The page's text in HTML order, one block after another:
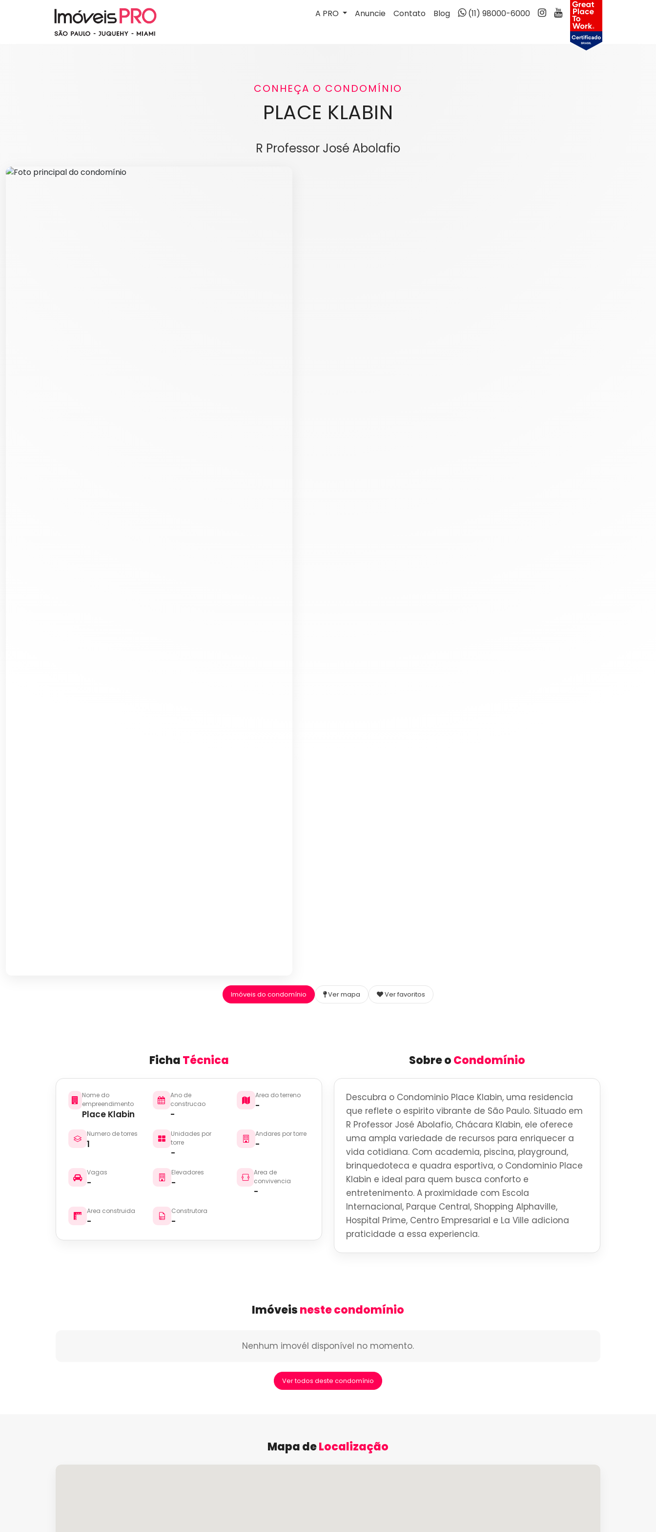
A PRO Anuncie Contato Blog (11) 98000-6000
CONHEÇA O CONDOMÍNIO
PLACE KLABIN
R Professor José Abolafio
Imóveis do condomínio Ver mapa Ver favoritos
FichaTécnica
Nome do
empreendimento
Place Klabin
Ano de
construcao
-
Area do terreno
-
Numero de torres
1
Unidades por
torre
-
Andares por torre
-
Vagas
-
Elevadores
-
Area de
convivencia
-
Area construida
-
Construtora
-
Sobre oCondomínio
Descubra o Condominio Place Klabin, uma residencia
que reflete o espirito vibrante de São Paulo. Situado em
R Professor José Abolafio, Chácara Klabin, ele oferece
uma ampla variedade de recursos para enriquecer a
vida cotidiana. Com academia, piscina, playground,
brinquedoteca e quadra esportiva, o Condominio Place
Klabin e ideal para quem busca conforto e
entretenimento. A proximidade com Escola
Internacional, Parque Central, Shopping Alphaville,
Hospital Prime, Centro Empresarial e La Ville adiciona
praticidade a essa experiencia.
Imóveisneste condomínio
Nenhum imovél disponível no momento.
Ver todos deste condomínio
Mapa deLocalização